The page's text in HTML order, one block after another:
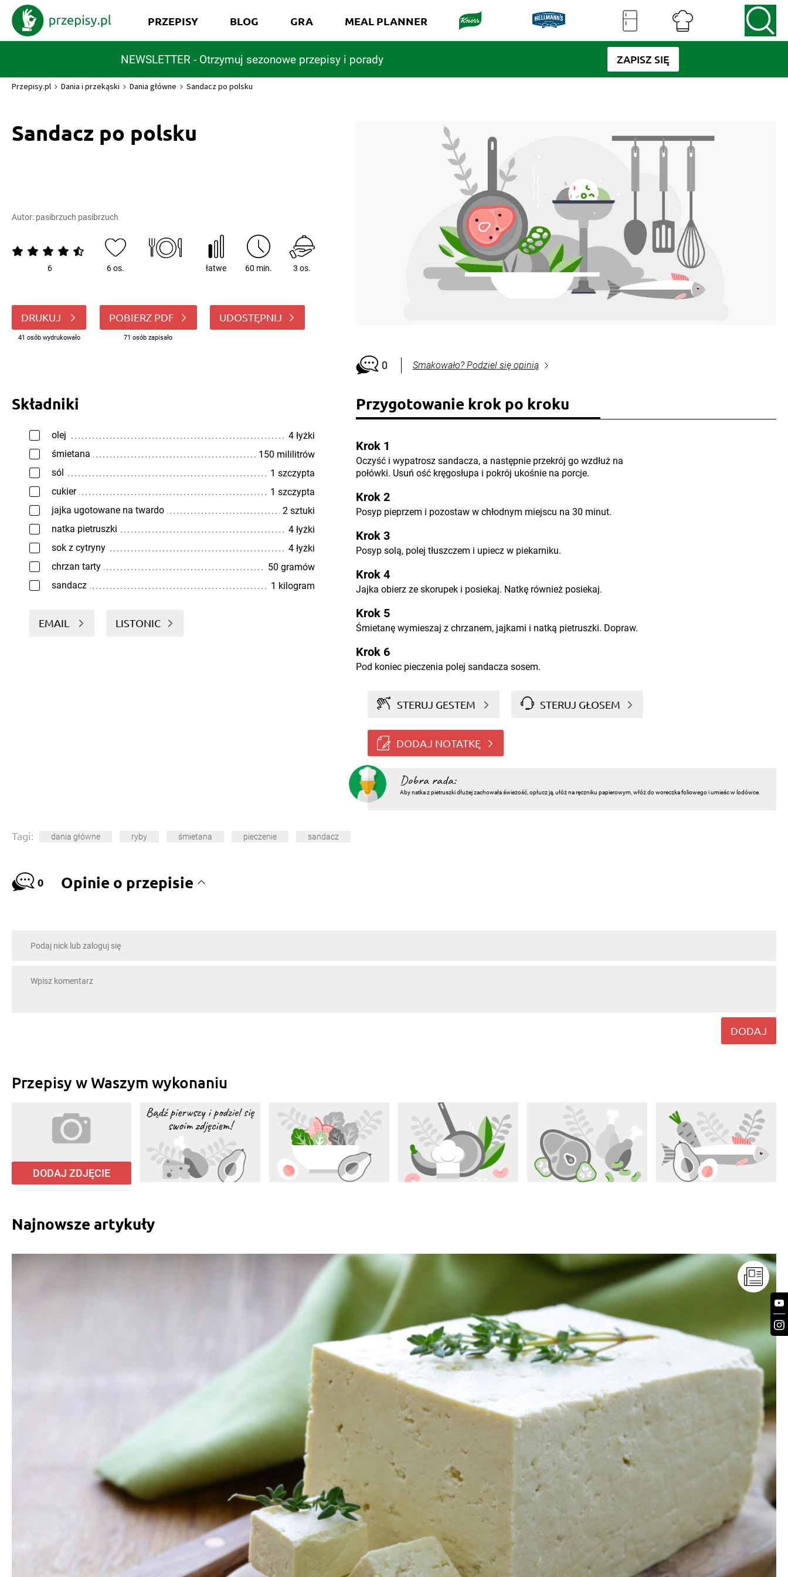
NEWSLETTER - Otrzymuj sezonowe przepisy i porady ZAPISZ SIĘ
PRZEPISY BLOG GRA MEAL PLANNER
Przepisy.pl Dania i przekąski Dania główne Sandacz po polsku
Sandacz po polsku
Autor: pasibrzuch pasibrzuch
6 6 os. łatwe 60 min. 3 os.
DRUKUJ
41 osób wydrukowało
POBIERZ PDF
71 osób zapisało
UDOSTĘPNIJ
0 Smakowało? Podziel się opinią
Składniki
olej
4 łyżki
śmietana
150 mililitrów
sól
1 szczypta
cukier
1 szczypta
jajka ugotowane na twardo
2 sztuki
natka pietruszki
4 łyżki
sok z cytryny
4 łyżki
chrzan tarty
50 gramów
sandacz
1 kilogram
EMAIL LISTONIC
Przygotowanie krok po kroku
Krok 1
Oczyść i wypatrosz sandacza, a następnie przekrój go wzdłuż na
połówki. Usuń ość kręgosłupa i pokrój ukośnie na porcje.
Krok 2
Posyp pieprzem i pozostaw w chłodnym miejscu na 30 minut.
Krok 3
Posyp solą, polej tłuszczem i upiecz w piekarniku.
Krok 4
Jajka obierz ze skorupek i posiekaj. Natkę również posiekaj.
Krok 5
Śmietanę wymieszaj z chrzanem, jajkami i natką pietruszki. Dopraw.
Krok 6
Pod koniec pieczenia polej sandacza sosem.
STERUJ GESTEM STERUJ GŁOSEM
DODAJ NOTATKĘ
Dobra rada:
Aby natka z pietruszki dłużej zachowała świeżość, opłucz ją, ułóż na ręczniku papierowym, włóż do woreczka foliowego i umieśc w lodówce.
Tagi: dania główne ryby śmietana pieczenie sandacz
0 Opinie o przepisie
DODAJ
Przepisy w Waszym wykonaniu
DODAJ ZDJĘCIE
Najnowsze artykuły